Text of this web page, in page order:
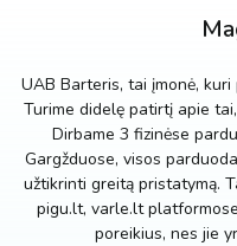
UAB Barteris, tai įmonė,
Turime didelę patirtį apie
Dirbame 3 fizinėse
Gargžduose, visos
užtikrinti greitą pristatymą.
pigu.lt, varle.lt
poreikius, nes jie